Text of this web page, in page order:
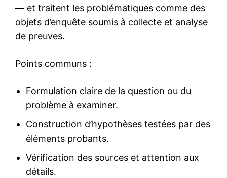
— et traitent les problématiques comme des
objets d’enquête soumis à collecte et analyse
de preuves.
Points communs :
Formulation claire de la question ou du
problème à examiner.
Construction d’hypothèses testées par des
éléments probants.
Vérification des sources et attention aux
détails.